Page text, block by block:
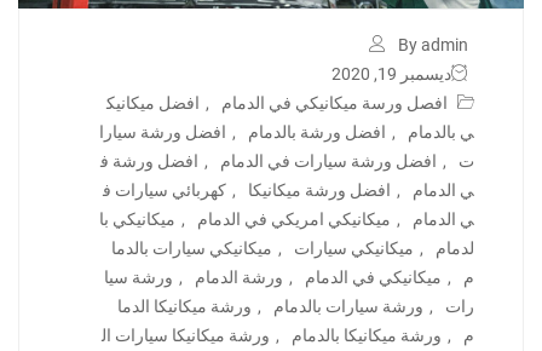
By admin
ديسمبر 19, 2020
افصل ورسة ميكانيكي في الدمام
, افضل ميكانيك
ي بالدمام
, افضل ورشة بالدمام , افضل ورشة سيارا
ت
, افضل ورشة سيارات في الدمام , افضل ورشة ف
ي الدمام
, افضل ورشة ميكانيكا , كهربائي سيارات ف
ي الدمام
, ميكانيكي امريكي في الدمام , ميكانيكي با
لدمام
, ميكانيكي سيارات , ميكانيكي سيارات بالدما
م
, ميكانيكي في الدمام , ورشة الدمام , ورشة سيا
رات
, ورشة سيارات بالدمام , ورشة ميكانيكا الدما
م
, ورشة ميكانيكا بالدمام , ورشة ميكانيكا سيارات ال